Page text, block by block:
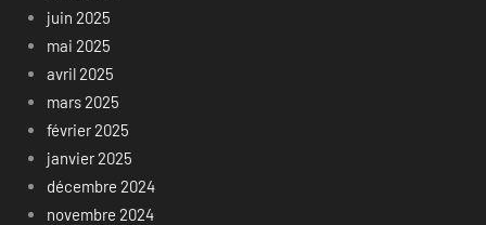
juin 2025
mai 2025
avril 2025
mars 2025
février 2025
janvier 2025
décembre 2024
novembre 2024